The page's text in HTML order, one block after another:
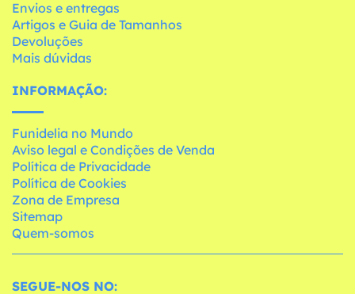
Envios e entregas
Artigos e Guia de Tamanhos
Devoluções
Mais dúvidas
INFORMAÇÃO:
Funidelia no Mundo
Aviso legal e Condições de Venda
Política de Privacidade
Política de Cookies
Zona de Empresa
Sitemap
Quem-somos
SEGUE-NOS NO: